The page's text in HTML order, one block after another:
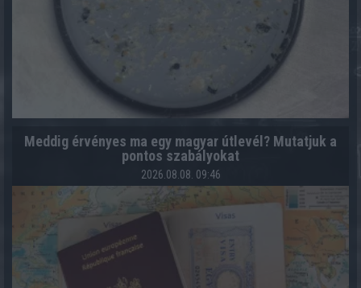
Meddig érvényes ma egy magyar útlevél? Mutatjuk a
pontos szabályokat
2026.08.08. 09:46